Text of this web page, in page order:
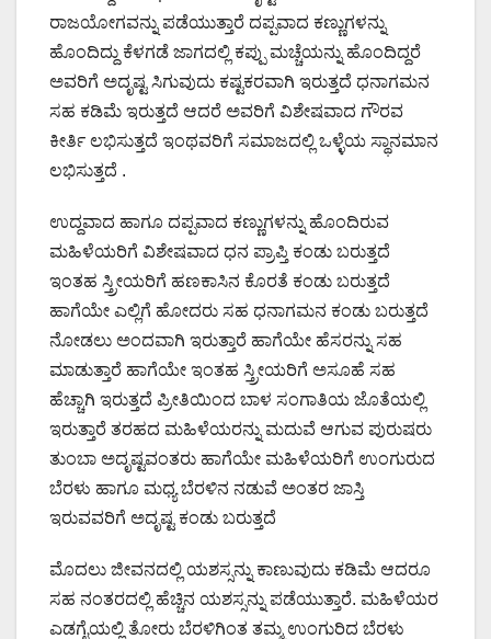
ರಾಜಯೋಗವನ್ನು ಪಡೆಯುತ್ತಾರೆ ದಪ್ಪವಾದ ಕಣ್ಣುಗಳನ್ನು
ಹೊಂದಿದ್ದು ಕೆಳಗಡೆ ಜಾಗದಲ್ಲಿ ಕಪ್ಪು ಮಚ್ಚೆಯನ್ನು ಹೊಂದಿದ್ದರೆ
ಅವರಿಗೆ ಅದೃಷ್ಟ ಸಿಗುವುದು ಕಷ್ಟಕರವಾಗಿ ಇರುತ್ತದೆ ಧನಾಗಮನ
ಸಹ ಕಡಿಮೆ ಇರುತ್ತದೆ ಆದರೆ ಅವರಿಗೆ ವಿಶೇಷವಾದ ಗೌರವ
ಕೀರ್ತಿ ಲಭಿಸುತ್ತದೆ ಇಂಥವರಿಗೆ ಸಮಾಜದಲ್ಲಿ ಒಳ್ಳೆಯ ಸ್ಥಾನಮಾನ
ಲಭಿಸುತ್ತದೆ .
ಉದ್ದವಾದ ಹಾಗೂ ದಪ್ಪವಾದ ಕಣ್ಣುಗಳನ್ನು ಹೊಂದಿರುವ
ಮಹಿಳೆಯರಿಗೆ ವಿಶೇಷವಾದ ಧನ ಪ್ರಾಪ್ತಿ ಕಂಡು ಬರುತ್ತದೆ
ಇಂತಹ ಸ್ತ್ರೀಯರಿಗೆ ಹಣಕಾಸಿನ ಕೊರತೆ ಕಂಡು ಬರುತ್ತದೆ
ಹಾಗೆಯೇ ಎಲ್ಲಿಗೆ ಹೋದರು ಸಹ ಧನಾಗಮನ ಕಂಡು ಬರುತ್ತದೆ
ನೋಡಲು ಅಂದವಾಗಿ ಇರುತ್ತಾರೆ ಹಾಗೆಯೇ ಹೆಸರನ್ನು ಸಹ
ಮಾಡುತ್ತಾರೆ ಹಾಗೆಯೇ ಇಂತಹ ಸ್ತ್ರೀಯರಿಗೆ ಅಸೂಹೆ ಸಹ
ಹೆಚ್ಚಾಗಿ ಇರುತ್ತದೆ ಪ್ರೀತಿಯಿಂದ ಬಾಳ ಸಂಗಾತಿಯ ಜೊತೆಯಲ್ಲಿ
ಇರುತ್ತಾರೆ ತರಹದ ಮಹಿಳೆಯರನ್ನು ಮದುವೆ ಆಗುವ ಪುರುಷರು
ತುಂಬಾ ಅದೃಷ್ಟವಂತರು ಹಾಗೆಯೇ ಮಹಿಳೆಯರಿಗೆ ಉಂಗುರುದ
ಬೆರಳು ಹಾಗೂ ಮಧ್ಯ ಬೆರಳಿನ ನಡುವೆ ಅಂತರ ಜಾಸ್ತಿ
ಇರುವವರಿಗೆ ಅದೃಷ್ಟ ಕಂಡು ಬರುತ್ತದೆ
ಮೊದಲು ಜೀವನದಲ್ಲಿ ಯಶಸ್ಸನ್ನು ಕಾಣುವುದು ಕಡಿಮೆ ಆದರೂ
ಸಹ ನಂತರದಲ್ಲಿ ಹೆಚ್ಚಿನ ಯಶಸ್ಸನ್ನು ಪಡೆಯುತ್ತಾರೆ. ಮಹಿಳೆಯರ
ಎಡಗೈಯಲ್ಲಿ ತೋರು ಬೆರಳಿಗಿಂತ ತಮ್ಮ ಉಂಗುರಿದ ಬೆರಳು